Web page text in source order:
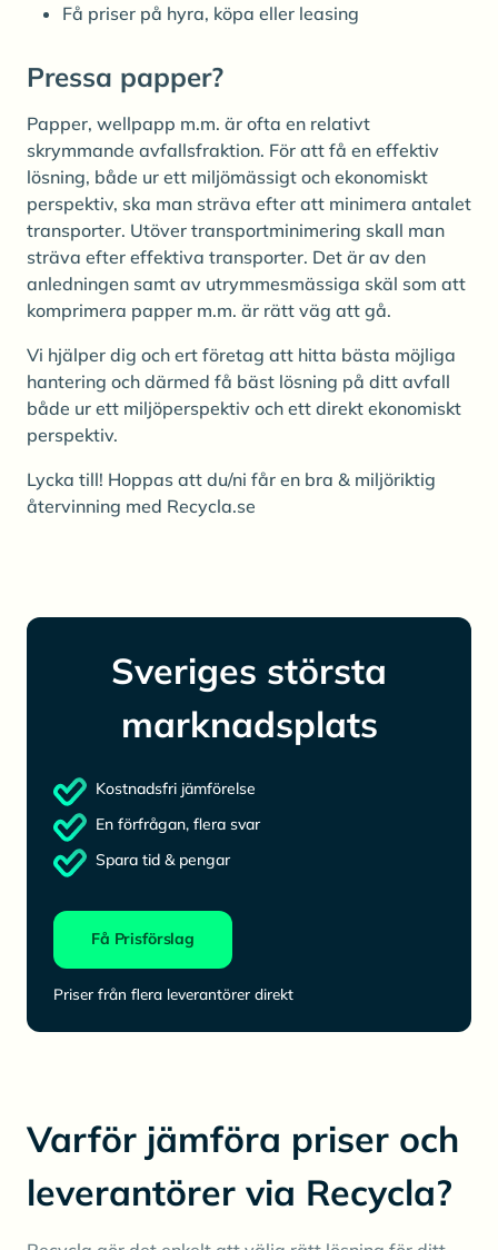
Få priser på hyra, köpa eller leasing
Pressa papper?
Papper, wellpapp m.m. är ofta en relativt
skrymmande avfallsfraktion. För att få en effektiv
lösning, både ur ett miljömässigt och ekonomiskt
perspektiv, ska man sträva efter att minimera antalet
transporter. Utöver transportminimering skall man
sträva efter effektiva transporter. Det är av den
anledningen samt av utrymmesmässiga skäl som att
komprimera papper m.m. är rätt väg att gå.
Vi hjälper dig och ert företag att hitta bästa möjliga
hantering och därmed få bäst lösning på ditt avfall
både ur ett miljöperspektiv och ett direkt ekonomiskt
perspektiv.
Lycka till! Hoppas att du/ni får en bra & miljöriktig
återvinning med Recycla.se
Sveriges största
marknadsplats
Kostnadsfri jämförelse
En förfrågan, flera svar
Spara tid & pengar
Få Prisförslag
Priser från flera leverantörer direkt
Varför jämföra priser och
leverantörer via Recycla?